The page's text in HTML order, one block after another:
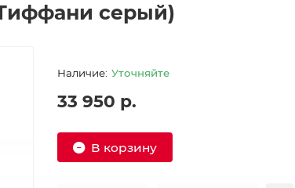
серый)
Уточняйте
33 950 р.
В корзину